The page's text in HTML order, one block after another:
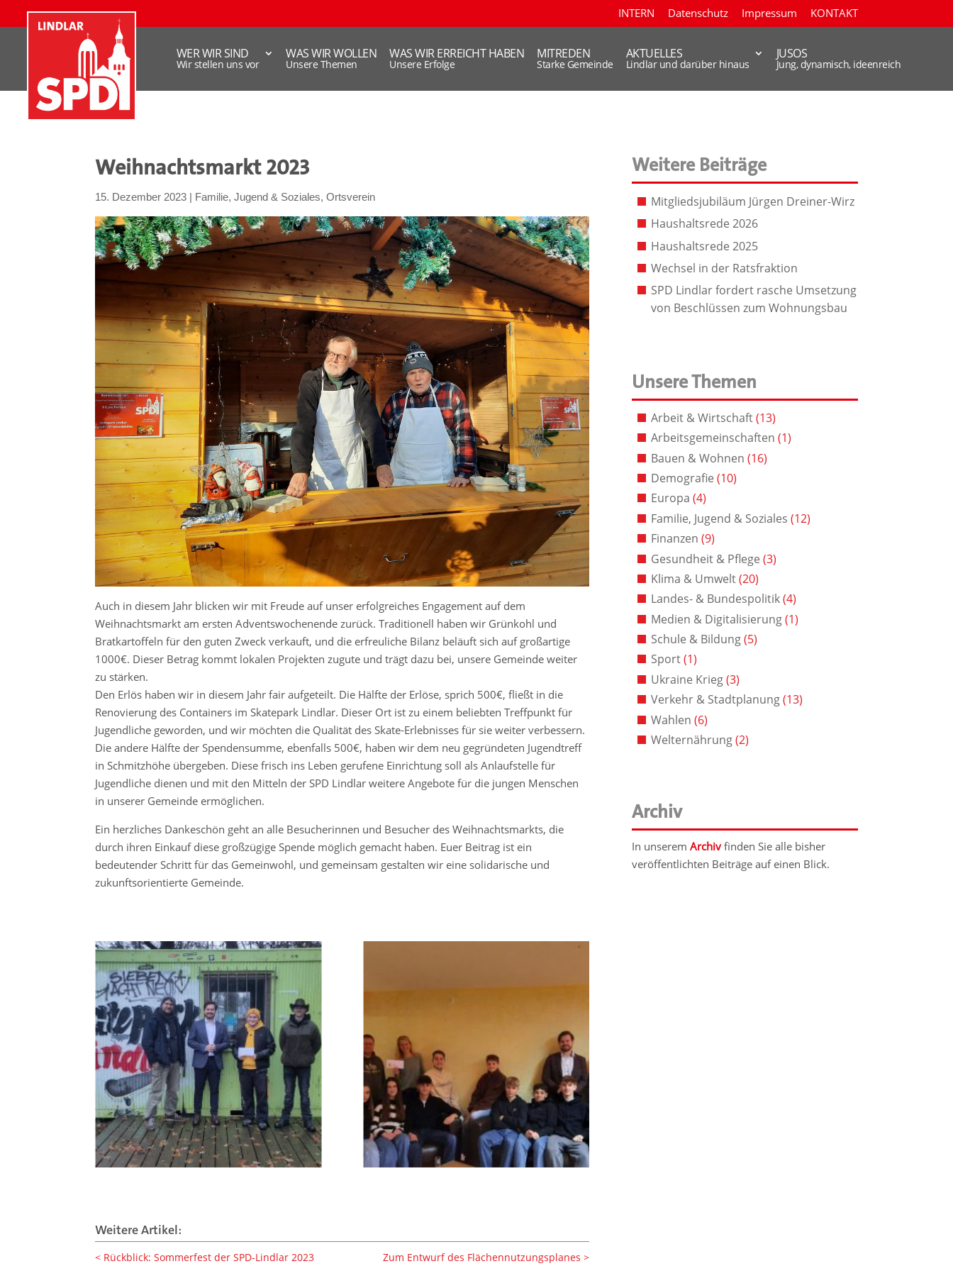
INTERN Datenschutz Impressum KONTAKT
WER WIR SIND
Wir stellen uns vor
WAS WIR WOLLEN
Unsere Themen
WAS WIR ERREICHT HABEN
Unsere Erfolge
MITREDEN
Starke Gemeinde
AKTUELLES
Lindlar und darüber hinaus
JUSOS
Jung, dynamisch, ideenreich
Weihnachtsmarkt 2023
15. Dezember 2023 | Familie, Jugend & Soziales,Ortsverein
Auch in diesem Jahr blicken wir mit Freude auf unser erfolgreiches Engagement auf dem
Weihnachtsmarkt am ersten Adventswochenende zurück. Traditionell haben wir Grünkohl und
Bratkartoffeln für den guten Zweck verkauft, und die erfreuliche Bilanz beläuft sich auf großartige
1000€. Dieser Betrag kommt lokalen Projekten zugute und trägt dazu bei, unsere Gemeinde weiter
zu stärken.
Den Erlös haben wir in diesem Jahr fair aufgeteilt. Die Hälfte der Erlöse, sprich 500€, fließt in die
Renovierung des Containers im Skatepark Lindlar. Dieser Ort ist zu einem beliebten Treffpunkt für
Jugendliche geworden, und wir möchten die Qualität des Skate-Erlebnisses für sie weiter verbessern.
Die andere Hälfte der Spendensumme, ebenfalls 500€, haben wir dem neu gegründeten Jugendtreff
in Schmitzhöhe übergeben. Diese frisch ins Leben gerufene Einrichtung soll als Anlaufstelle für
Jugendliche dienen und mit den Mitteln der SPD Lindlar weitere Angebote für die jungen Menschen
in unserer Gemeinde ermöglichen.
Ein herzliches Dankeschön geht an alle Besucherinnen und Besucher des Weihnachtsmarkts, die
durch ihren Einkauf diese großzügige Spende möglich gemacht haben. Euer Beitrag ist ein
bedeutender Schritt für das Gemeinwohl, und gemeinsam gestalten wir eine solidarische und
zukunftsorientierte Gemeinde.
Weitere Artikel:
Rückblick: Sommerfest der SPD-Lindlar 2023 Zum Entwurf des Flächennutzungsplanes
Weitere Beiträge
Mitgliedsjubiläum Jürgen Dreiner-Wirz
Haushaltsrede 2026
Haushaltsrede 2025
Wechsel in der Ratsfraktion
SPD Lindlar fordert rasche Umsetzung
von Beschlüssen zum Wohnungsbau
Unsere Themen
Arbeit & Wirtschaft(13)
Arbeitsgemeinschaften (1)
Bauen & Wohnen (16)
Demografie (10)
Europa (4)
Familie, Jugend & Soziales (12)
Finanzen (9)
Gesundheit & Pflege (3)
Klima & Umwelt(20)
Landes- & Bundespolitik(4)
Medien & Digitalisierung(1)
Schule & Bildung(5)
Sport(1)
Ukraine Krieg(3)
Verkehr & Stadtplanung(13)
Wahlen (6)
Welternährung(2)
Archiv
In unserem Archiv finden Sie alle bisher
veröffentlichten Beiträge auf einen Blick.